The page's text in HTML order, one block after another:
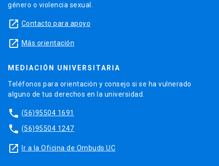
género o violencia sexual.
launch Contacto para apoyo
launch Más orientación
MEDIACIÓN UNIVERSITARIA
Teléfonos para orientación y consejo si se ha vulnerado
alguno de tus derechos en la universidad.
phone (56)95504 1691
phone (56)95504 1247
launch Ir a la Oficina de Ombuds UC